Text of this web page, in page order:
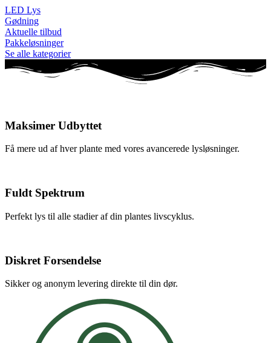
LED Lys
Gødning
Aktuelle tilbud
Pakkeløsninger
Se alle kategorier
Maksimer Udbyttet
Få mere ud af hver plante med vores avancerede lysløsninger.
Fuldt Spektrum
Perfekt lys til alle stadier af din plantes livscyklus.
Diskret Forsendelse
Sikker og anonym levering direkte til din dør.